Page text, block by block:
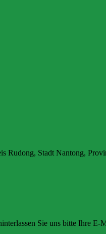
Rudong, Stadt Nantong,
Sie uns bitte Ihre